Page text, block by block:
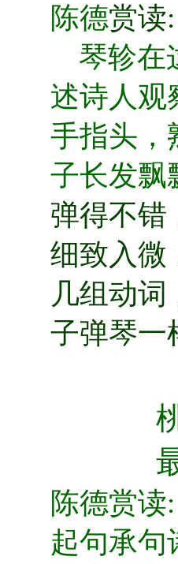
陈德赏读:
琴轸在
述诗人观
手指头，
子长发飘
弹得不错
细致入微
几组动
子弹琴一
陈德赏读:
起句承句